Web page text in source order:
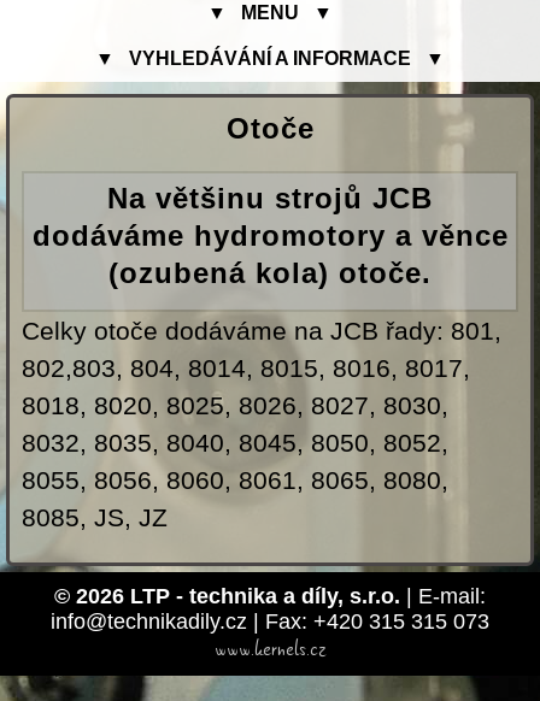
▼ MENU ▼
▼ VYHLEDÁVÁNÍ A INFORMACE ▼
Otoče
Na většinu strojů JCB
dodáváme hydromotory a věnce
(ozubená kola) otoče.
Celky otoče dodáváme na JCB řady: 801,
802,803, 804, 8014, 8015, 8016, 8017,
8018, 8020, 8025, 8026, 8027, 8030,
8032, 8035, 8040, 8045, 8050, 8052,
8055, 8056, 8060, 8061, 8065, 8080,
8085, JS, JZ
© 2026 LTP - technika a díly, s.r.o. | E-mail:
info@technikadily.cz | Fax: +420 315 315 073
www.kernels.cz